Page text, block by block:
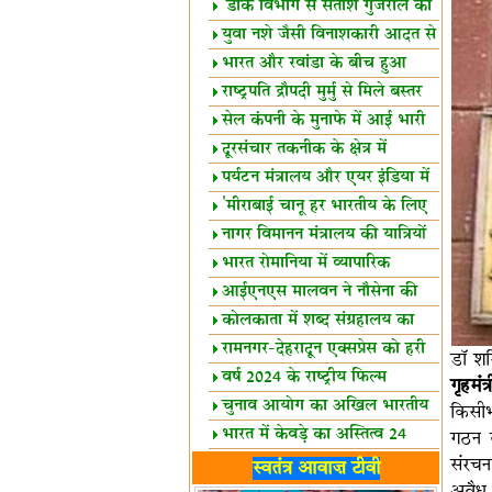
शैक्षिक सत्र शुरू
'डाक विभाग से सतीश गुजराल का
रिश्ता गहरा'
युवा नशे जैसी विनाशकारी आदत से
दूर रहें-मोदी
भारत और रवांडा के बीच हुआ
व्यापार विस्तार
राष्ट्रपति द्रौपदी मुर्मु से मिले बस्तर
के प्रतिनिधि
सेल कंपनी के मुनाफे में आई भारी
उछाल!
दूरसंचार तकनीक के क्षेत्र में
उत्कृष्टता पुरस्कार
पर्यटन मंत्रालय और एयर इंडिया में
समझौता
'मीराबाई चानू हर भारतीय के लिए
प्रेरणा'
नागर विमानन मंत्रालय की यात्रियों
को सलाह
भारत रोमानिया में व्यापारिक
साझेदारियां
आईएनएस मालवन ने नौसेना की
ताकत बढ़ाई
कोलकाता में शब्द संग्रहालय का
उद्घाटन
रामनगर-देहरादून एक्सप्रेस को हरी
झंडीवर्ष 2024 के राष्ट्रीय फिल्म
पुरस्कारों की घोषणा
चुनाव आयोग का अखिल भारतीय
मीडिया सम्मेलन
भारत में केवड़े का अस्तित्‍व 24
लाख वर्ष!
लखनऊ में 'एक राष्ट्र एक चुनाव'
स्वतंत्र आवाज़ टीवी
डॉ
गठन